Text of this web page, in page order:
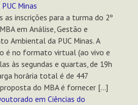
Minas
as inscrições para a turma do 2º
em Análise, Gestão e
Ambiental da PUC Minas. A
é no formato virtual (ao vivo e
às segundas e quartas, de 19h
horária total é de 447
do MBA é fornecer […]
em Ciências do